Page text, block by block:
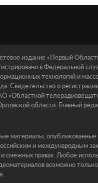
издание «Первый
в Федеральной
технологий и
Свидетельство о
«Областной
области. Главный
материалы,
и международным
смежных правах. Любое
возможно только